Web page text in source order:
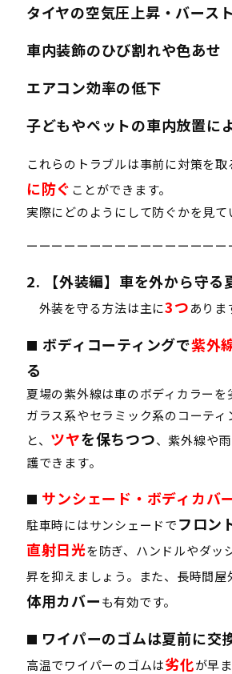
タイヤの空気圧上昇・バースト
車内装飾のひび割れや色あせ
エアコン効率の低下
子どもやペットの車内放置に
これらのトラブルは事前に対策を取
に防ぐ ことができます。
実際にどのようにして防ぐかを見て
ーーーーーーーーーーーーーーーー
2. 【外装編】車を外から守る
外装を守る方法は主に3つあり ま
■ ボディコーティングで紫外
る
夏場の紫外線は車のボディカラーを
ガラス系やセラミック系のコーティ
と、 ツヤを保ちつつ、紫外線や
護できます。
■ サンシェード・ボディカバ
駐車時にはサンシェードでフロン
直射日光を防ぎ、ハンドルやダッ
昇を抑えましょう。また、長時間屋
体用カバーも有効です。
■ ワイパーのゴムは夏前に交
高温でワイパーのゴムは劣化が早